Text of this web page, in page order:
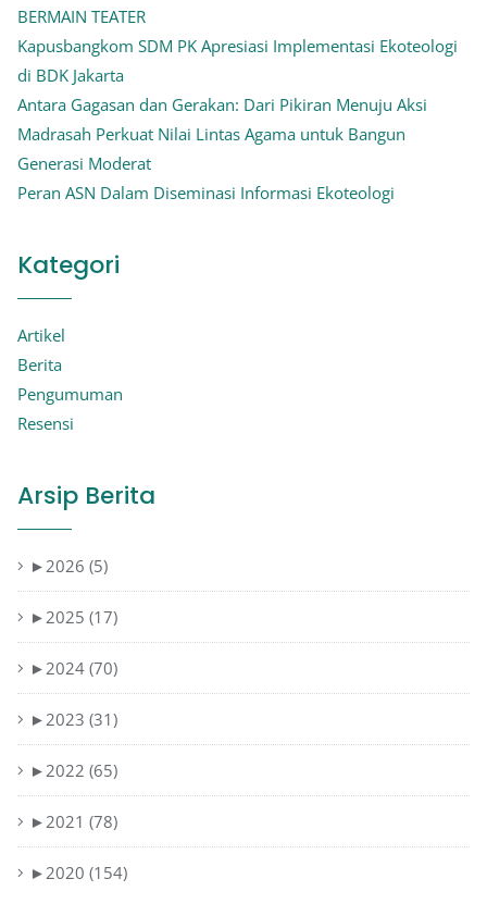
BERMAIN TEATER
Kapusbangkom SDM PK Apresiasi Implementasi Ekoteologi
di BDK Jakarta
Antara Gagasan dan Gerakan: Dari Pikiran Menuju Aksi
Madrasah Perkuat Nilai Lintas Agama untuk Bangun
Generasi Moderat
Peran ASN Dalam Diseminasi Informasi Ekoteologi
Kategori
Artikel
Berita
Pengumuman
Resensi
Arsip Berita
►2026 (5)
►2025 (17)
►2024 (70)
►2023 (31)
►2022 (65)
►2021 (78)
►2020 (154)